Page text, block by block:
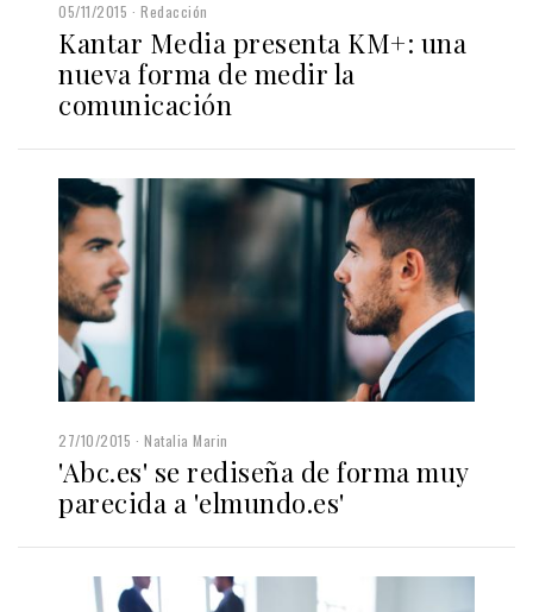
05/11/2015 Redacción
Kantar Media presenta KM+: una
nueva forma de medir la
comunicación
27/10/2015 Natalia Marin
'Abc.es' se rediseña de forma muy
parecida a 'elmundo.es'